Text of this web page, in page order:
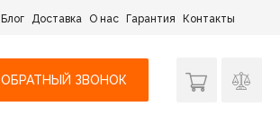
Блог Доставка О нас Гарантия Контакты
ОБРАТНЫЙ ЗВОНОК